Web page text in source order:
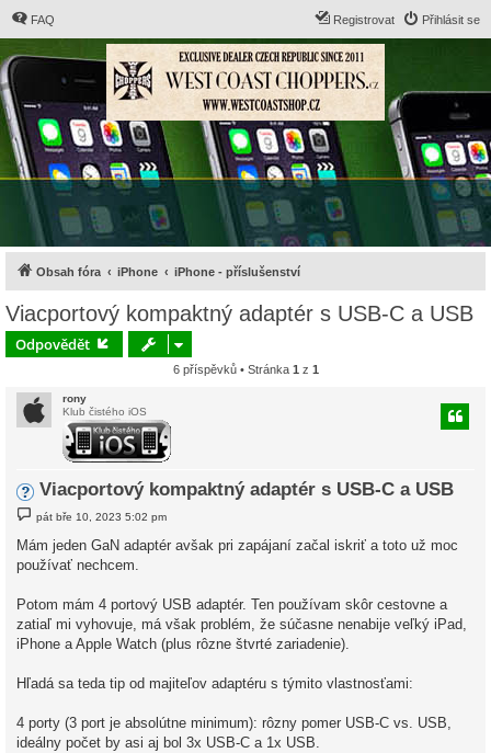
FAQ Přihlásit se
Registrovat
Obsah fóra iPhone iPhone - příslušenství
Viacportový kompaktný adaptér s USB-C a USB
Odpovědět
6 příspěvků • Stránka 1 z 1
rony
Klub čistého iOS
Viacportový kompaktný adaptér s USB-C a USB
í
s
p
e
k
pát bře 10, 2023 5:02 pm
Mám jeden GaN adaptér avšak pri zapájaní začal iskriť a toto už moc
používať nechcem.
Potom mám 4 portový USB adaptér. Ten používam skôr cestovne a
zatiaľ mi vyhovuje, má však problém, že súčasne nenabije veľký iPad,
iPhone a Apple Watch (plus rôzne štvrté zariadenie).
Hľadá sa teda tip od majiteľov adaptéru s týmito vlastnosťami:
4 porty (3 port je absolútne minimum): rôzny pomer USB-C vs. USB,
ideálny počet by asi aj bol 3x USB-C a 1x USB.